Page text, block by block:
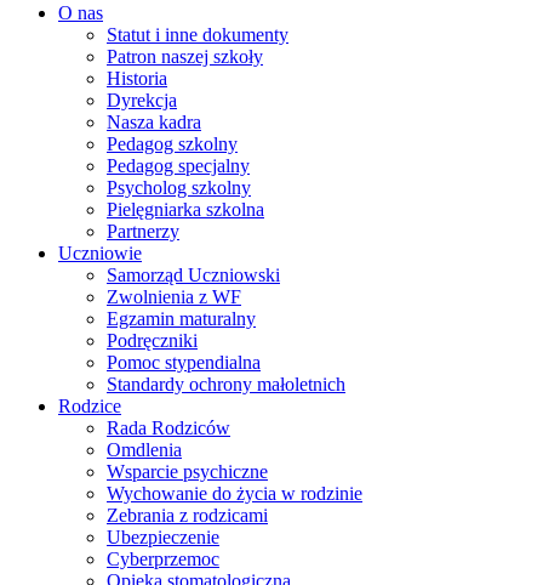
O nas
Statut i inne dokumenty
Patron naszej szkoły
Historia
Dyrekcja
Nasza kadra
Pedagog szkolny
Pedagog specjalny
Psycholog szkolny
Pielęgniarka szkolna
Partnerzy
Uczniowie
Samorząd Uczniowski
Zwolnienia z WF
Egzamin maturalny
Podręczniki
Pomoc stypendialna
Standardy ochrony małoletnich
Rodzice
Rada Rodziców
Omdlenia
Wsparcie psychiczne
Wychowanie do życia w rodzinie
Zebrania z rodzicami
Ubezpieczenie
Cyberprzemoc
Opieka stomatologiczna